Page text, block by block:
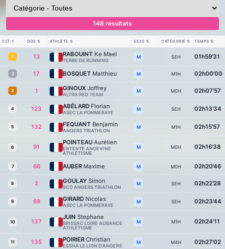
148 résultats
CLT ↑ DOS ⇅ ATHLÈTE ⇅ SEXE ⇅ CATÉGORIE ⇅ TEMPS ⇅
1 13 RABOUINT Ke Mael
TERRE DE RUNNING
M SEH 01h59'31
2 17 BOSQUET Matthieu M M1H 02h00'00
3 1 GINOUX Joffrey
ALTRA RED TEAM
M M0H 02h07'57
4 123 ABÉLARD Florian
ASEC LA POMMERAYE
M SEH 02h13'34
5 132 FEQUANT Benjamin
ANGERS TRIATHLON
M M1H 02h15'57
6 91
POINTEAU Aurélien
ENTENTE ANGEVINE
ATHLÉTISME
M M0H 02h16'38
7 66 AUBER Maxime M M0H 02h20'46
8 2 GOULAY Simon
SCO ANGERS TRIATHLON
M SEH 02h22'28
9 68 GIRARD Nicolas
ASEC LA POMMERAYE
M SEH 02h23'44
10 137
JUIN Stephane
BRISSAC LOIRE AUBANCE
ATHLÉTISME
M M1H 02h24'11
11 135 POIRIER Christian
ESSHA LE LION D'ANGERS
M M4H 02h27'02